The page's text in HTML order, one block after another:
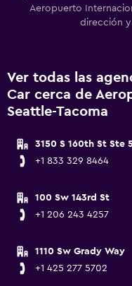
Aeropuerto
dirección
Ver todas las
Car cerca de
Seattle-Tacoma
3150 S 160th St Ste
+1 833 329 8464
100 Sw 143rd St
+1 206 243 4257
1110 Sw Grady Way
+1 425 277 5702